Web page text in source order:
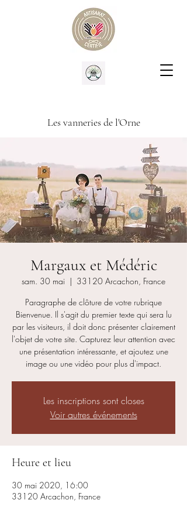
Les vanneries de l'Orne
Margaux et Médéric
sam. 30 mai
  |
33120 Arcachon, France
Paragraphe de clôture de votre rubrique
Bienvenue. Il s'agit du premier texte qui sera lu
par les visiteurs, il doit donc présenter clairement
l'objet de votre site. Capturez leur attention avec
une présentation intéressante, et ajoutez une
image ou une vidéo pour plus d'impact.
Les inscriptions sont closes
Voir autres événements
Heure et lieu
30 mai 2020, 16:00
33120 Arcachon, France